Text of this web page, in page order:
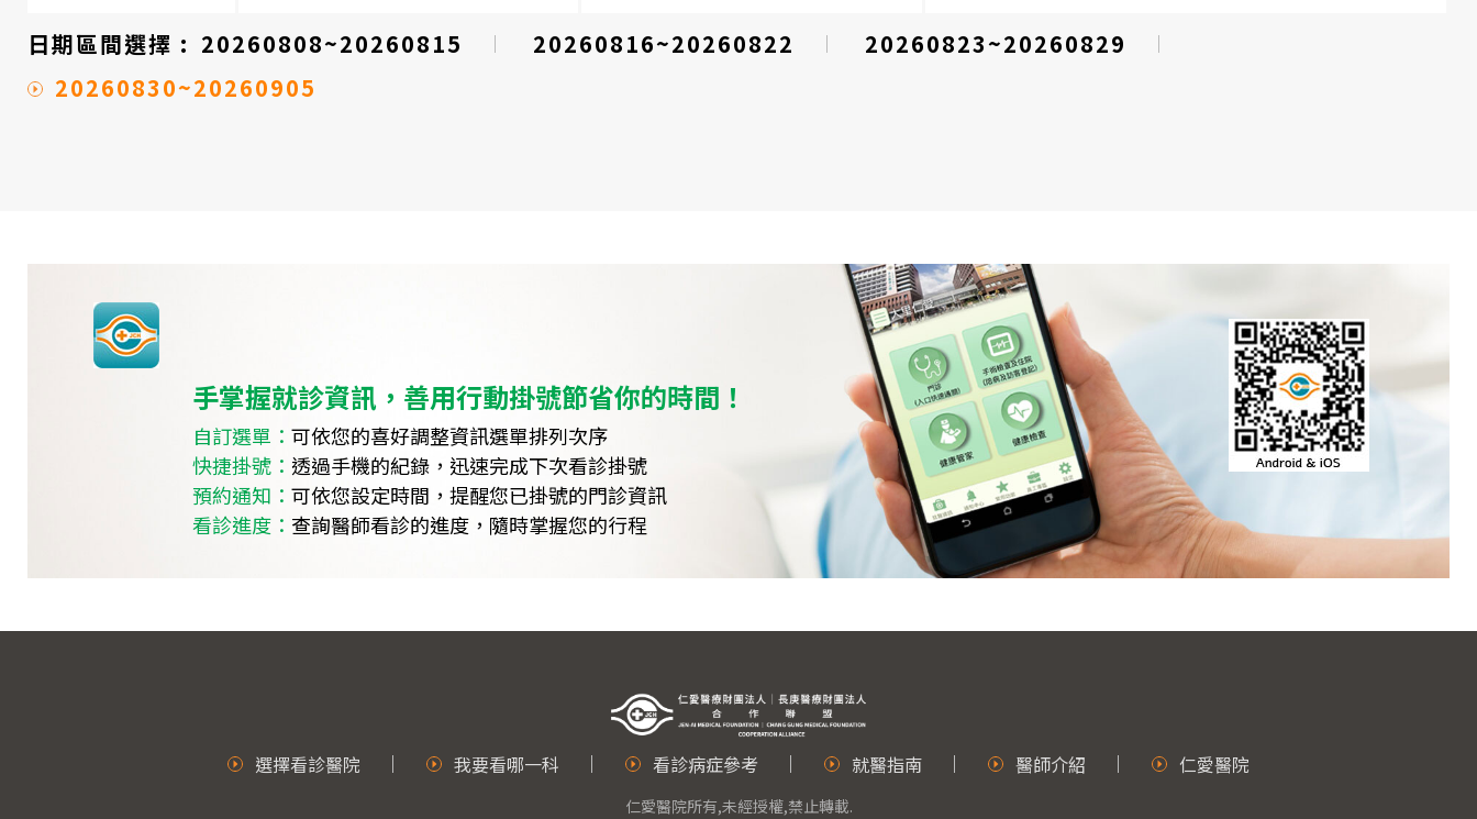
日期區間選擇 : 20260808~20260815 20260816~20260822
20260823~20260829
20260830~20260905
手掌握就診資訊，善用行動掛號節省你的時間！
自訂選單： 可依您的喜好調整資訊選單排列次序
快捷掛號： 透過手機的紀錄，迅速完成下次看診掛號
預約通知： 可依您設定時間，提醒您已掛號的門診資訊
看診進度： 查詢醫師看診的進度，隨時掌握您的行程
選擇看診醫院 我要看哪一科 看診病症參考 就醫指南 醫師介紹 仁愛醫院
仁愛醫院所有,未經授權,禁止轉載.